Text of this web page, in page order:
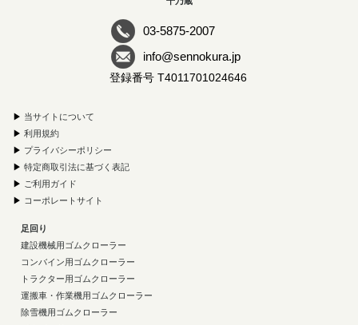
03-5875-2007
info@sennokura.jp
登録番号 T4011701024646
▶ 当サイトについて
▶ 利用規約
▶ プライバシーポリシー
▶ 特定商取引法に基づく表記
▶ ご利用ガイド
▶ コーポレートサイト
足回り
建設機械用ゴムクローラー
コンバイン用ゴムクローラー
トラクター用ゴムクローラー
運搬車・作業機用ゴムクローラー
除雪機用ゴムクローラー